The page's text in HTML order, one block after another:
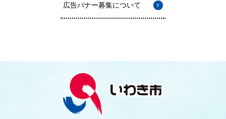
広告バナー募集について